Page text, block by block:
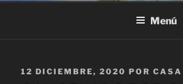
Menú
PUBLICADO
12 DICIEMBRE, 2020 POR CASA